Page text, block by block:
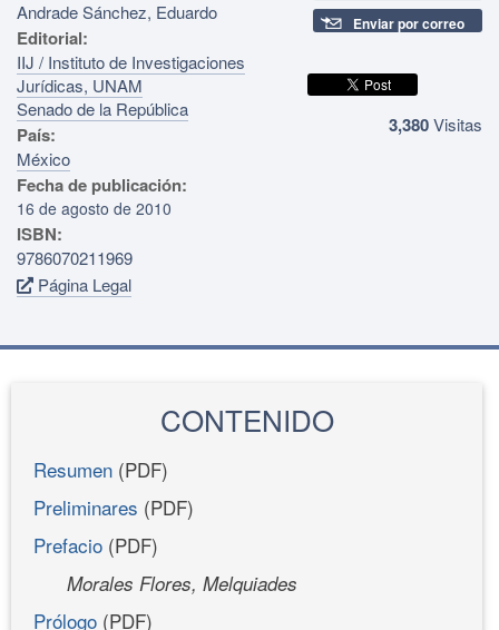
Andrade Sánchez, Eduardo
Editorial:
IIJ / Instituto de Investigaciones
Jurídicas, UNAM
Senado de la República
País:
México
Fecha de publicación:
16 de agosto de 2010
ISBN:
9786070211969
Página Legal
Enviar por correo
3,380Visitas
CONTENIDO
Resumen (PDF)
Preliminares (PDF)
Prefacio (PDF)
Morales Flores, Melquiades
Prólogo (PDF)